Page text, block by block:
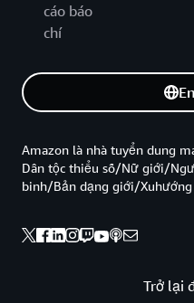
cáo báo
chí
Trở lại
Amazon là nhà tuyển dung
Dân tộc thiểu số/Nữ giới/
binh/Bản dạng giới/